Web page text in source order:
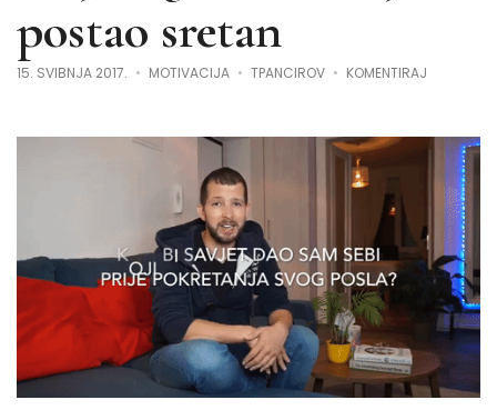
postao sretan
15. SVIBNJA 2017. MOTIVACIJA TPANCIROV KOMENTIRAJ
KAKO
SAM
POMOĆ
SVOJE
DIGITALNE
KARIJERE
POSTAO
SRETAN